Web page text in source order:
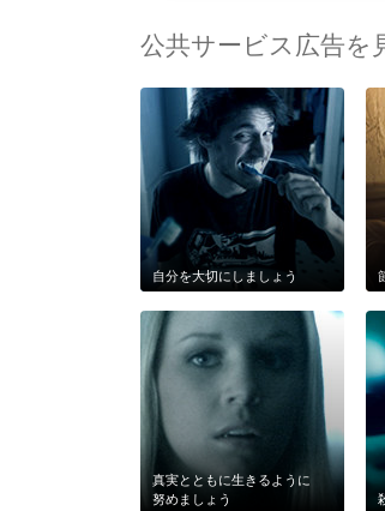
公共サービス広告を
自分を大切にしましょう
真実とともに生きるように
努めましょう